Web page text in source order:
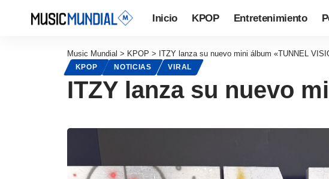
Inicio KPOP Entretenimiento
Music Mundial > KPOP > ITZY lanza su nuevo mini álbum «TUNNEL
KPOP NOTICIAS VIRAL
ITZY lanza su nuevo